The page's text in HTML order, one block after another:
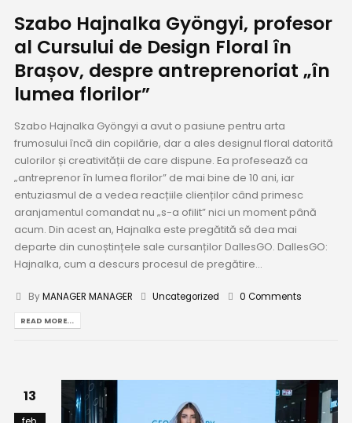
Szabo Hajnalka Gyöngyi, profesor
al Cursului de Design Floral în
Brașov, despre antreprenoriat „în
lumea florilor”
Szabo Hajnalka Gyöngyi a avut o pasiune pentru arta
frumosului încă din copilărie, dar a ales designul floral datorită
culorilor și creativității de care dispune. Ea profesează ca
„antreprenor în lumea florilor” de mai bine de 10 ani, iar
entuziasmul de a vedea reacțiile clienților când primesc
aranjamentul comandat nu „s-a ofilit” nici un moment până
acum. Din acest an, Hajnalka este pregătită să dea mai
departe din cunoștințele sale cursanților DallesGO. DallesGO:
Hajnalka, cum a descurs procesul de pregătire...
ByMANAGER MANAGER Uncategorized 0 Comments
READ MORE...
13